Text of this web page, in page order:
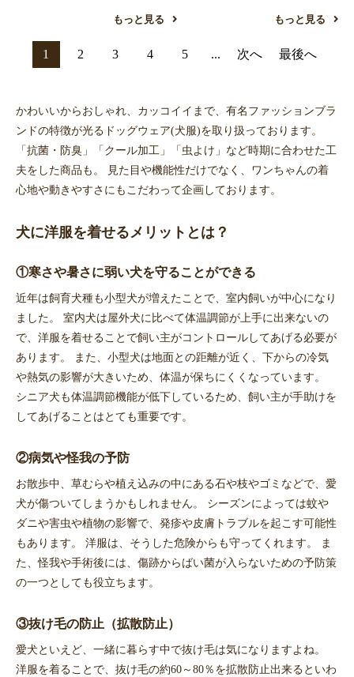
もっと見る もっと見る
1 2 3 4 5 ... 次へ 最後へ
かわいいからおしゃれ、カッコイイまで、有名ファッションブラ
ンドの特徴が光るドッグウェア(犬服)を取り扱っております。
「抗菌・防臭」「クール加工」「虫よけ」など時期に合わせた工
夫をした商品も。 見た目や機能性だけでなく、ワンちゃんの着
心地や動きやすさにもこだわって企画しております。
犬に洋服を着せるメリットとは？
①寒さや暑さに弱い犬を守ることができる
近年は飼育犬種も小型犬が増えたことで、室内飼いが中心になり
ました。 室内犬は屋外犬に比べて体温調節が上手に出来ないの
で、洋服を着せることで飼い主がコントロールしてあげる必要が
あります。 また、小型犬は地面との距離が近く、下からの冷気
や熱気の影響が大きいため、体温が保ちにくくなっています。
シニア犬も体温調節機能が低下しているため、飼い主が手助けを
してあげることはとても重要です。
②病気や怪我の予防
お散歩中、草むらや植え込みの中にある石や枝やゴミなどで、愛
犬が傷ついてしまうかもしれません。 シーズンによっては蚊や
ダニや害虫や植物の影響で、発疹や皮膚トラブルを起こす可能性
もあります。 洋服は、そうした危険からも守ってくれます。 ま
た、怪我や手術後には、傷跡からばい菌が入らないための予防策
の一つとしても役立ちます。
③抜け毛の防止（拡散防止）
愛犬といえど、一緒に暮らす中で抜け毛は気になりますよね。
洋服を着ることで、抜け毛の約60～80％を拡散防止出来るといわ